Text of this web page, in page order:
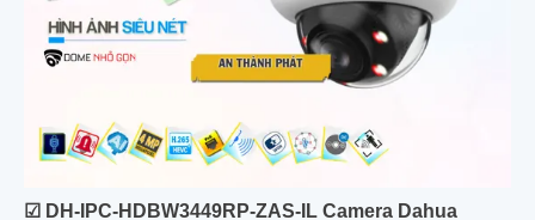
☑ DH-IPC-HDBW3449RP-ZAS-IL Camera Dahua